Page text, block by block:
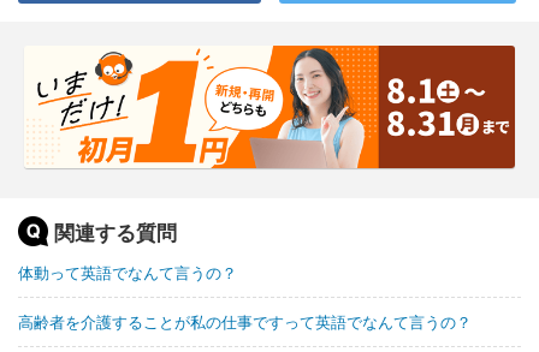
関連する質問
体動って英語でなんて言うの？
高齢者を介護することが私の仕事ですって英語でなんて言うの？